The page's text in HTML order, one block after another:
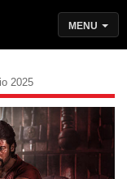
MENU
2025